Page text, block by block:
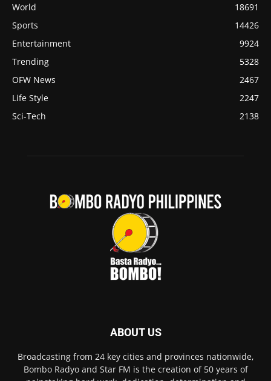
World
18691
Sports
14426
Entertainment
9924
Trending
5328
OFW News
2467
Life Style
2247
Sci-Tech
2138
ABOUT US
Broadcasting from 24 key cities and provinces nationwide,
Bombo Radyo and Star FM is the creation of 50 years of